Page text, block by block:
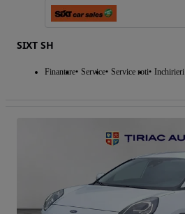
SIXT SH
Finantare Service Service roti Inchirieri